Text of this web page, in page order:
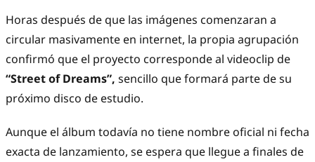
Horas después de que las imágenes comenzaran a
circular masivamente en internet, la propia agrupación
confirmó que el proyecto corresponde al videoclip de
“Street of Dreams”, sencillo que formará parte de su
próximo disco de estudio.
Aunque el álbum todavía no tiene nombre oficial ni fecha
exacta de lanzamiento, se espera que llegue a finales de